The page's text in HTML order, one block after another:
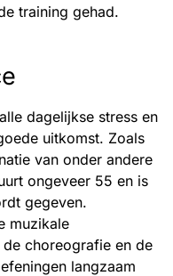
training gehad.
dagelijkse stress en
uitkomst. Zoals
van onder andere
ongeveer 55 en is
gegeven.
muzikale
choreografie en de
langzaam